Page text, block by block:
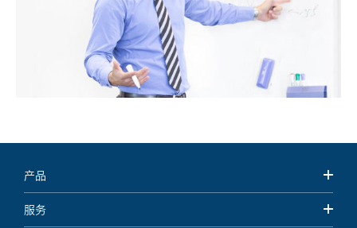
产品
服务